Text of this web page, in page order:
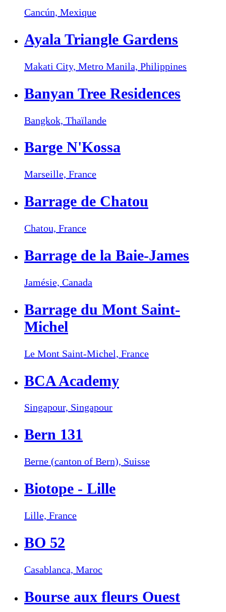
Cancún, Mexique
Ayala Triangle Gardens
Makati City, Metro Manila, Philippines
Banyan Tree Residences
Bangkok, Thaïlande
Barge N'Kossa
Marseille, France
Barrage de Chatou
Chatou, France
Barrage de la Baie-James
Jamésie, Canada
Barrage du Mont Saint-
Michel
Le Mont Saint-Michel, France
BCA Academy
Singapour, Singapour
Bern 131
Berne (canton of Bern), Suisse
Biotope - Lille
Lille, France
BO 52
Casablanca, Maroc
Bourse aux fleurs Ouest